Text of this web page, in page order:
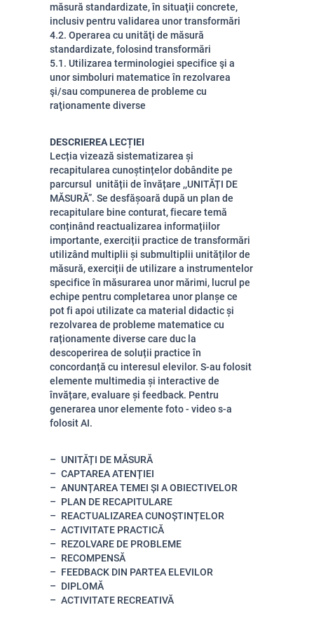
măsură standardizate, în situaţii concrete,
inclusiv pentru validarea unor transformări
4.2. Operarea cu unităţi de măsură
standardizate, folosind transformări
5.1. Utilizarea terminologiei specifice şi a
unor simboluri matematice în rezolvarea
şi/sau compunerea de probleme cu
raţionamente diverse
DESCRIEREA LECȚIEI
Lecția vizează sistematizarea și
recapitularea cunoștințelor dobândite pe
parcursul unității de învățare ,,UNITĂȚI DE
MĂSURĂ”. Se desfășoară după un plan de
recapitulare bine conturat, fiecare temă
conținând reactualizarea informațiilor
importante, exerciții practice de transformări
utilizând multiplii și submultiplii unităților de
măsură, exerciții de utilizare a instrumentelor
specifice în măsurarea unor mărimi, lucrul pe
echipe pentru completarea unor planșe ce
pot fi apoi utilizate ca material didactic și
rezolvarea de probleme matematice cu
raționamente diverse care duc la
descoperirea de soluții practice în
concordanță cu interesul elevilor. S-au folosit
elemente multimedia și interactive de
învățare, evaluare și feedback. Pentru
generarea unor elemente foto - video s-a
folosit AI.
UNITĂȚI DE MĂSURĂ
CAPTAREA ATENȚIEI
ANUNȚAREA TEMEI ȘI A OBIECTIVELOR
PLAN DE RECAPITULARE
REACTUALIZAREA CUNOȘTINȚELOR
ACTIVITATE PRACTICĂ
REZOLVARE DE PROBLEME
RECOMPENSĂ
FEEDBACK DIN PARTEA ELEVILOR
DIPLOMĂ
ACTIVITATE RECREATIVĂ